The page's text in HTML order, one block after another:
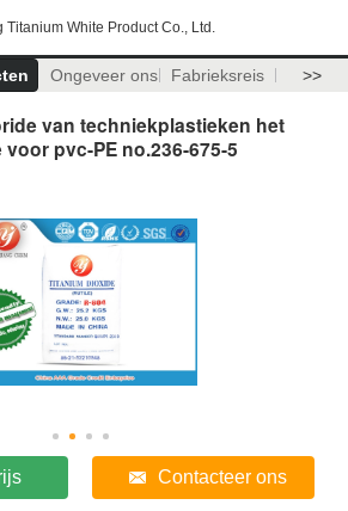
White Product Co., Ltd.
Ongeveer ons Fabrieksreis >>
van techniekplastieken het
pvc-PE no.236-675-5
Contacteer ons